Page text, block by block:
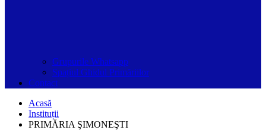
Grupurile Whatsapp
Spațiul Ghidul Primăriilor
Contact
Acasă
Instituții
PRIMĂRIA ŞIMONEŞTI